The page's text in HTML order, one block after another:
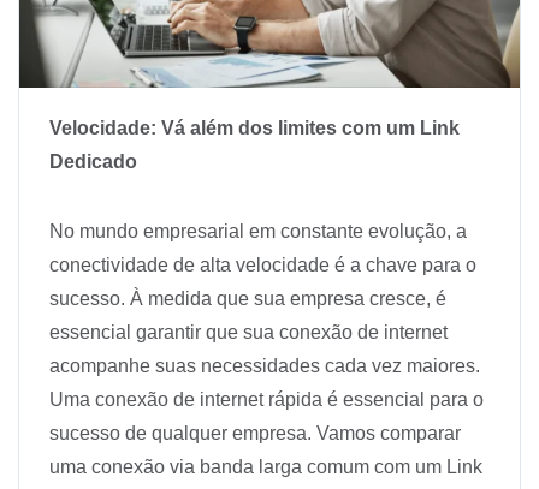
Velocidade: Vá além dos limites com um Link
Dedicado
No mundo empresarial em constante evolução, a
conectividade de alta velocidade é a chave para o
sucesso. À medida que sua empresa cresce, é
essencial garantir que sua conexão de internet
acompanhe suas necessidades cada vez maiores.
Uma conexão de internet rápida é essencial para o
sucesso de qualquer empresa. Vamos comparar
uma conexão via banda larga comum com um Link